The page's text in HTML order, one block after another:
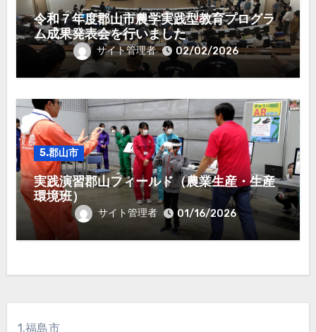
令和７年度郡山市農学実践型教育プログラ
ム成果発表会を行いました
サイト管理者 02/02/2026
5.郡山市
実践演習郡山フィールド（農業生産・生産
環境班）
サイト管理者 01/16/2026
1.福島市